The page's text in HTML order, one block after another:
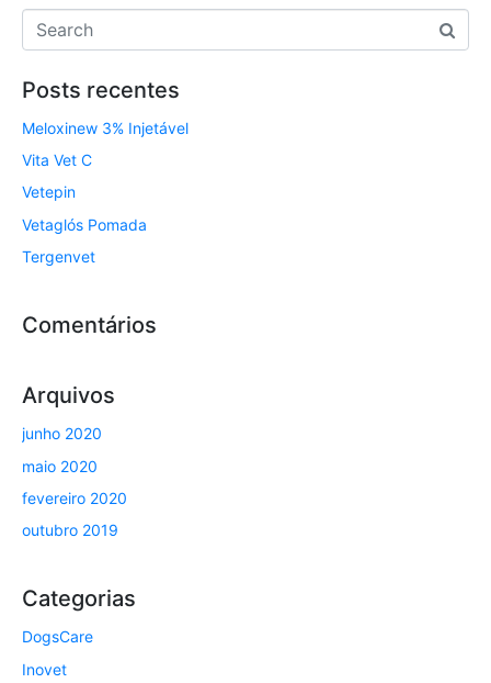
Posts recentes
Meloxinew 3% Injetável
Vita Vet C
Vetepin
Vetaglós Pomada
Tergenvet
Comentários
Arquivos
junho 2020
maio 2020
fevereiro 2020
outubro 2019
Categorias
DogsCare
Inovet